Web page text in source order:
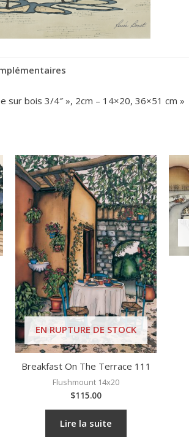
sur bois 3/4″ », 2cm – 14×20, 36×51 cm »
EN RUPTURE DE STOCK
Breakfast On The Terrace 111
Flushmount 14x20
$115.00
Lire la suite